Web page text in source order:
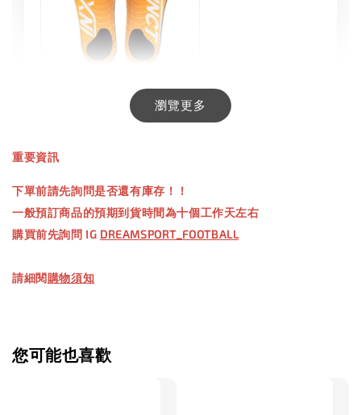
INXTINCT 生活日用鞋墊
NT$ 550.00
加入購物車
瀏覽更多
重要資訊
下單前請先詢問是否還有庫存！！
一般預訂商品的預期到貨時間為十個工作天左右
購買前先詢問 IG DREAMSPORT_FOOTBALL
請細閱購物須知
您可能也喜歡